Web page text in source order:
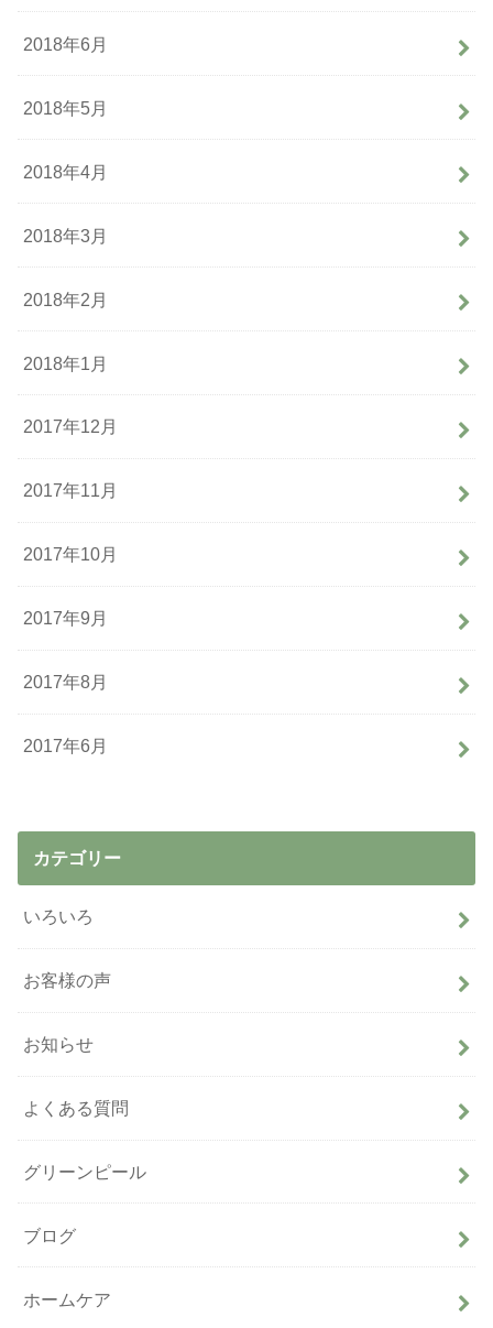
2018年6月
2018年5月
2018年4月
2018年3月
2018年2月
2018年1月
2017年12月
2017年11月
2017年10月
2017年9月
2017年8月
2017年6月
カテゴリー
いろいろ
お客様の声
お知らせ
よくある質問
グリーンピール
ブログ
ホームケア